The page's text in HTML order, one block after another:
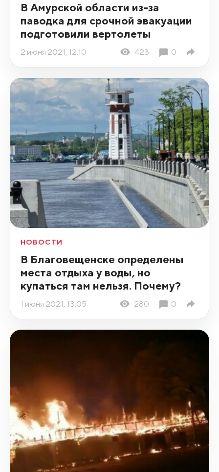
В Амурской области из-за
паводка для срочной эвакуации
подготовили вертолеты
2 июня 2021, 12:10 423 0
НОВОСТИ
В Благовещенске определены
места отдыха у воды, но
купаться там нельзя. Почему?
1 июня 2021, 13:05 280 0